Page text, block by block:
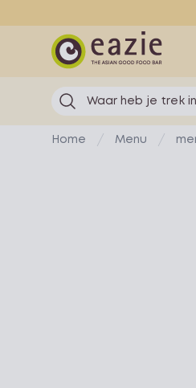
Eazie
Waar heb je trek
Home Menu